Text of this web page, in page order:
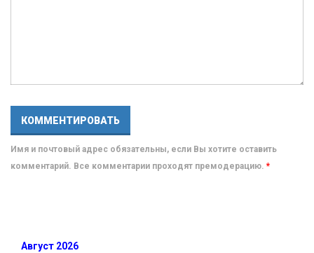
Имя и почтовый адрес обязательны, если Вы хотите оставить
комментарий. Все комментарии проходят премодерацию. *
Август 2026